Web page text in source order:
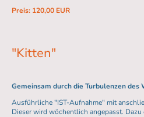
Preis: 120,00 EUR
"Kitten"
Gemeinsam durch die Turbulenzen des
Ausführliche "IST-Aufnahme" mit
Dieser wird wöchentlich angepasst.